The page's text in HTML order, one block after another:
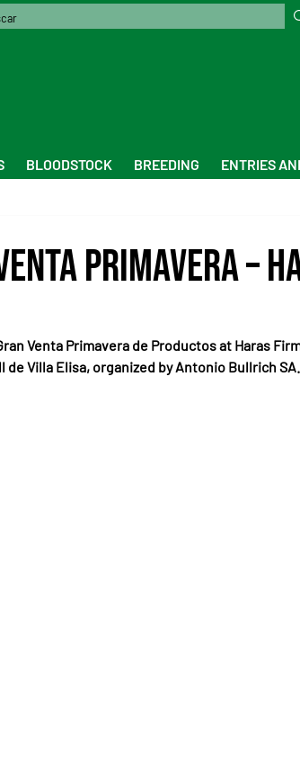
BLOODSTOCK BREEDING ENTRIES
Primavera –
Venta Primavera de Productos at Haras
Villa Elisa, organized by Antonio Bullrich SA.